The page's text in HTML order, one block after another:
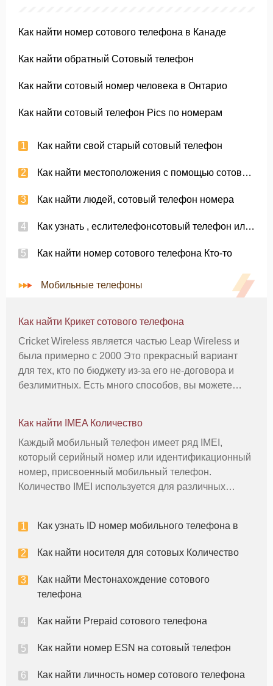
Как найти номер сотового телефона в Канаде
Как найти обратный Сотовый телефон
Как найти сотовый номер человека в Онтарио
Как найти сотовый телефон Pics по номерам
Как найти свой старый сотовый телефон
Как найти местоположения с помощью сотового телефона
Как найти людей, сотовый телефон номера
Как узнать , еслителефонсотовый телефон или телефон
Как найти номер сотового телефона Кто-то
Мобильные телефоны
Как найти Крикет сотового телефона
Cricket Wireless является частью Leap Wireless и
была примерно с 2000 Это прекрасный вариант
для тех, кто по бюджету из-за его не-договора и
безлимитных. Есть много способов, вы можете
обслуживание клиентов Контактная
Как найти IMEA Количество
Каждый мобильный телефон имеет ряд IMEI,
который серийный номер или идентификационный
номер, присвоенный мобильный телефон.
Количество IMEI используется для различных
телефон потерян украден, к остановке телефон от
Как узнать ID номер мобильного телефона в
Как найти носителя для сотовых Количество
Как найти Местонахождение сотового
телефона
Как найти Prepaid сотового телефона
Как найти номер ESN на сотовый телефон
Как найти личность номер сотового телефона